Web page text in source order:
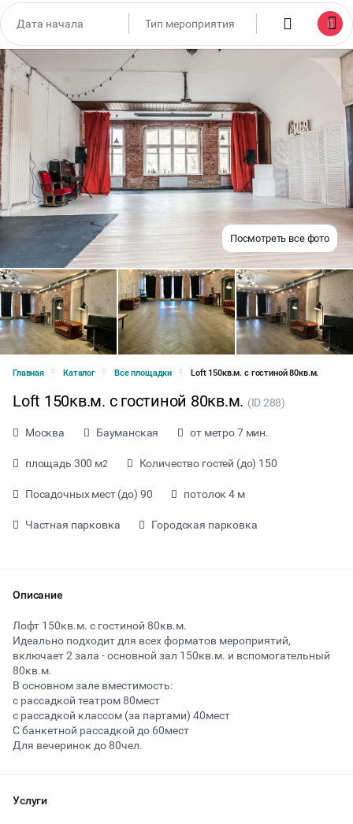
Посмотреть все фото
Главная Каталог Все площадки Loft 150кв.м. с гостиной 80кв.м.
Loft 150кв.м. с гостиной 80кв.м. (ID 288)
Москва Бауманская от метро 7 мин.
площадь 300 м2 Количество гостей (до) 150
Посадочных мест (до) 90 потолок 4 м
Частная парковка Городская парковка
Описание
Лофт 150кв.м. с гостиной 80кв.м.
Идеально подходит для всех форматов мероприятий,
включает 2 зала - основной зал 150кв.м. и вспомогательный
80кв.м.
В основном зале вместимость:
с рассадкой театром 80мест
с рассадкой классом (за партами) 40мест
С банкетной рассадкой до 60мест
Для вечеринок до 80чел.
Услуги
от 3500 ₽ за час
Тип мероприятия